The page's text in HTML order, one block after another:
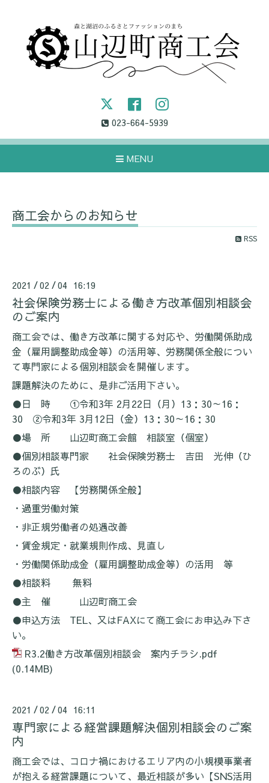
023-664-5939
MENU
商工会からのお知らせ
RSS
2021 /02 /04 16:19
社会保険労務士による働き方改革個別相談会
のご案内
商工会では、働き方改革に関する対応や、労働関係助成
金（雇用調整助成金等）の活用等、労務関係全般につい
て専門家による個別相談会を開催します。
課題解決のために、是非ご活用下さい。
●日 時 ①令和3年 2月22日（月） 13 ： 30～16 ：
30 ②令和3年 3月12日（金） 13 ： 30～16 ： 30
●場 所 山辺町商工会館 相談室（個室）
●個別相談専門家 社会保険労務士 吉田 光伸（ひ
ろのぶ）氏
●相談内容 【労務関係全般】
・過重労働対策
・非正規労働者の処遇改善
・賃金規定・就業規則作成、見直し
・労働関係助成金（雇用調整助成金等）の活用 等
●相談料 無料
●主 催 山辺町商工会
●申込方法 TEL、又はFAXにて商工会にお申込み下さ
い。
R3.2働き方改革個別相談会 案内チラシ.pdf
(0.14MB)
2021 /02 /04 16:11
専門家による経営課題解決個別相談会のご案
内
商工会では、コロナ禍におけるエリア内の小規模事業者
が抱える経営課題について、最近相談が多い【SNS活用